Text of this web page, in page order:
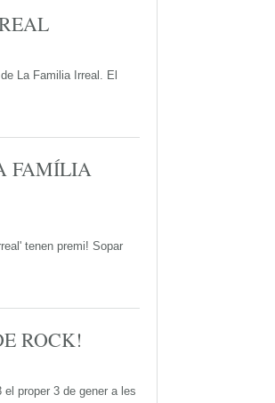
La Familia Irreal. El
FAMÍLIA
tenen premi! Sopar
ROCK!
el proper 3 de gener a les